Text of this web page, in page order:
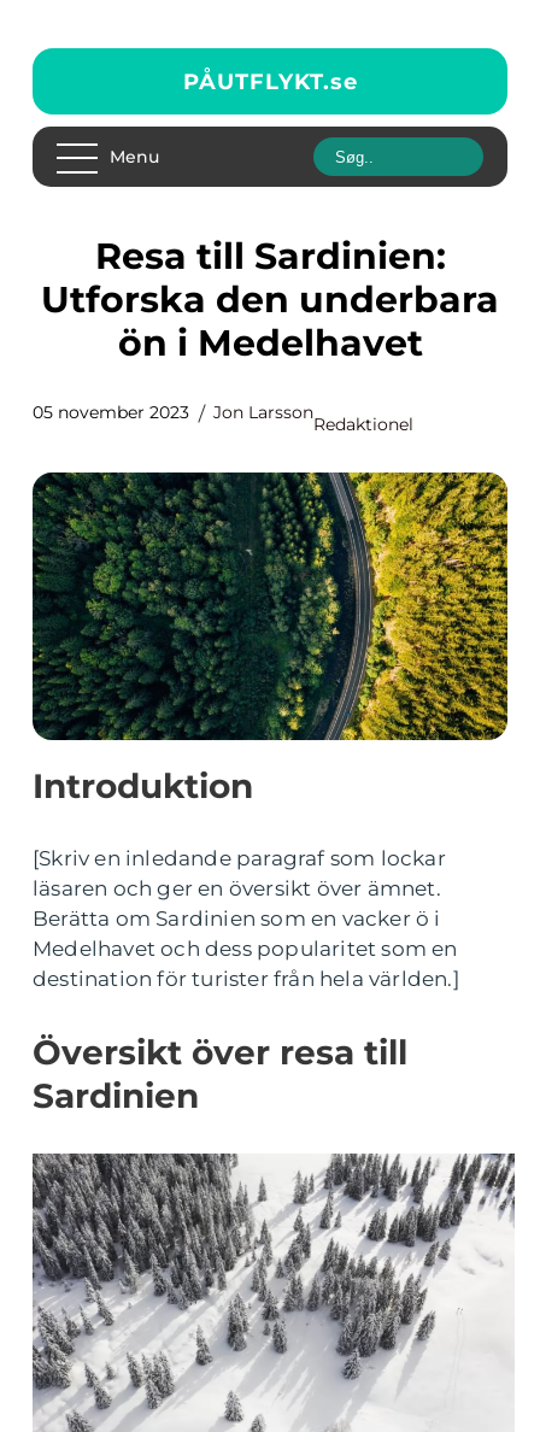
PÅUTFLYKT.se
Menu
Resa till Sardinien:
Utforska den underbara
ön i Medelhavet
05 november 2023 Jon Larsson
Redaktionel
Introduktion
[Skriv en inledande paragraf som lockar
läsaren och ger en översikt över ämnet.
Berätta om Sardinien som en vacker ö i
Medelhavet och dess popularitet som en
destination för turister från hela världen.]
Översikt över resa till
Sardinien